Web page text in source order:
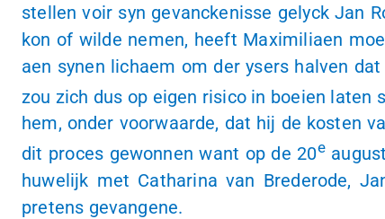
stellen voir syn gevanckenisse gelyck Jan
kon of wilde nemen, heeft Maximiliaen
aen synen lichaem om der ysers halven
zou zich dus op eigen risico in boeien laten
hem, onder voorwaarde, dat hij de kosten
dit proces gewonnen want op de 20e
huwelijk met Catharina van Brederode,
pretens gevangene.